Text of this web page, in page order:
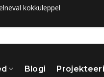
kokkuleppel
Blogi